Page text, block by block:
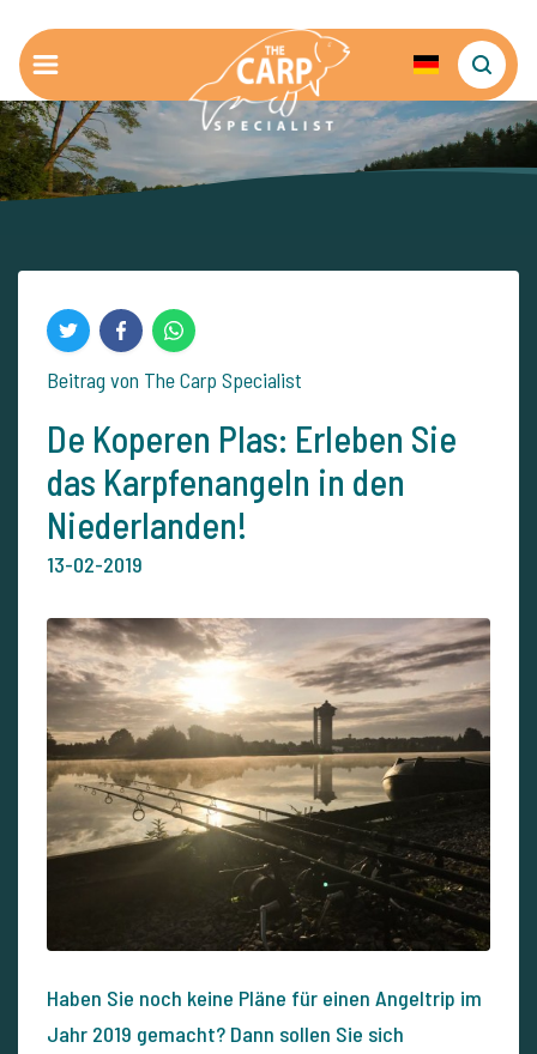
Beitrag von The Carp Specialist
De Koperen Plas: Erleben Sie
das Karpfenangeln in den
Niederlanden!
13-02-2019
Haben Sie noch keine Pläne für einen Angeltrip im
Jahr 2019 gemacht? Dann sollen Sie sich